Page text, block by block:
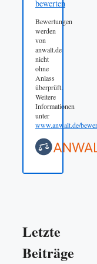
bewerten
Bewertungen
werden
von
anwalt.de
nicht
ohne
Anlass
überprüft.
Weitere
Informationen
unter
www.anwalt.de/
Letzte
Beiträge